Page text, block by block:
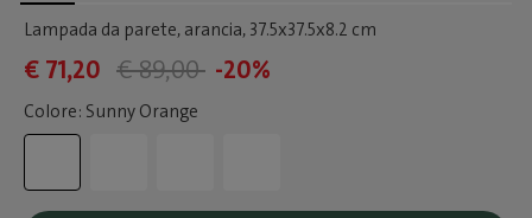
Lampada da parete, arancia, 37.5x37.5x8.2 cm
€ 71,20 € 89,00 -20%
Colore: Sunny Orange